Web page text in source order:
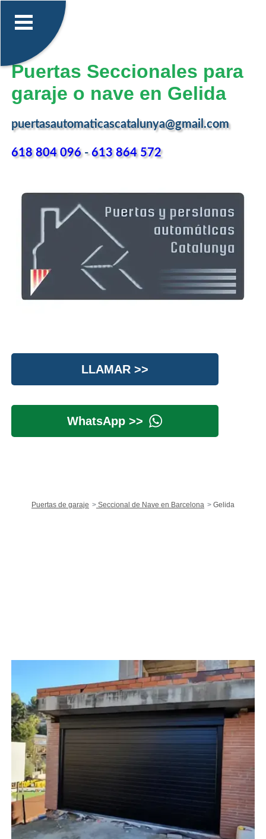
Puertas Seccionales para
garaje o nave en Gelida
puertasautomaticascatalunya@gmail.com
618 804 096-613 864 572
LLAMAR >>
WhatsApp >>
Puertas de garaje Seccional de Nave en Barcelona Gelida